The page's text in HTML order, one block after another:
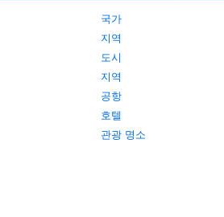
국가
지역
도시
지역
공항
호텔
관광 명소